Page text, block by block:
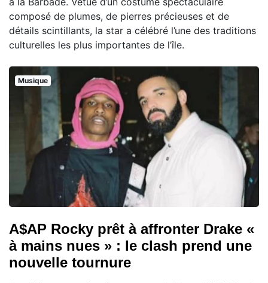
composé de plumes, de pierres précieuses et de
détails scintillants, la star a célébré l’une des traditions
culturelles les plus importantes de l’île.
Musique
A$AP Rocky prêt à affronter Drake «
à mains nues » : le clash prend une
nouvelle tournure